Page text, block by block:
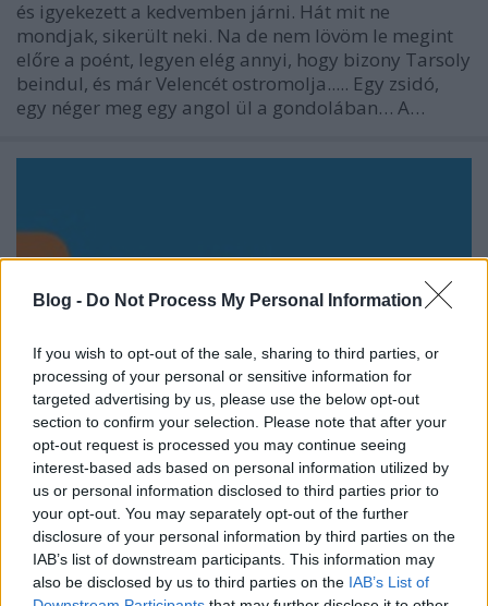
Blog - Do Not Process My Personal Information
If you wish to opt-out of the sale, sharing to third parties, or
processing of your personal or sensitive information for
targeted advertising by us, please use the below opt-out
section to confirm your selection. Please note that after your
opt-out request is processed you may continue seeing
interest-based ads based on personal information utilized by
us or personal information disclosed to third parties prior to
your opt-out. You may separately opt-out of the further
disclosure of your personal information by third parties on the
IAB’s list of downstream participants. This information may
also be disclosed by us to third parties on the IAB’s List of
és igyekezett a kedvemben járni. Hát mit ne
mondjak, sikerült neki. Na de nem lövöm le megint
előre a poént, legyen elég annyi, hogy bizony Tarsoly
beindul, és már Velencét ostromolja..... Egy ​​zsidó,
egy néger meg egy angol ül a gondolában… A…
Erlend Loe - Doppler
Makranczos• 2016. május 06.
Van ez a "szép borító" mániám, komolyan, lassan a